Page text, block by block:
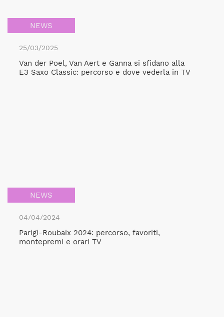
NEWS
25/03/2025
Van der Poel, Van Aert e Ganna si sfidano alla
E3 Saxo Classic: percorso e dove vederla in TV
NEWS
04/04/2024
Parigi-Roubaix 2024: percorso, favoriti,
montepremi e orari TV